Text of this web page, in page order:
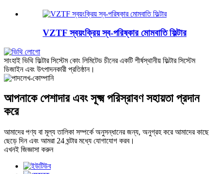
VZTF স্বয়ংক্রিয় স্ব-পরিষ্কার মোমবাতি ফিল্টার
সাংহাই ভিথি ফিল্টার সিস্টেম কোং লিমিটেড চীনের একটি শীর্ষস্থানীয় ফিল্টার সিস্টেম
ডিজাইন এবং উৎপাদনকারী প্রতিষ্ঠান।
আপনাকে পেশাদার এবং সূক্ষ্ম পরিস্রাবণ সহায়তা প্রদান
করে
আমাদের পণ্য বা মূল্য তালিকা সম্পর্কে অনুসন্ধানের জন্য, অনুগ্রহ করে আমাদের কাছে
ছেড়ে দিন এবং আমরা 24 ঘন্টার মধ্যে যোগাযোগ করব।
এখনই জিজ্ঞাসা করুন